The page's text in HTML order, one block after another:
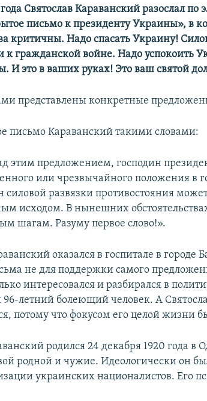
Святослав Караванский разослал по
письмо к президенту Украины», в
критичны. Надо спасать Украину!
к гражданской войне. Надо успокоить
И это в ваших руках! Это ваш святой
представлены конкретные
письмо Караванский такими словами:
этим предложением, господин
или чрезвычайного положения в
силовой развязки противостояния
исходом. В нынешних
шагам. Разуму первое слово!».
оказался в госпитале в городе
не для поддержки самого
интересовался и разбирался в
96-летний болеющий человек. А
потому что фокусом его целой жизни
родился 24 декабря 1920 года в
родной и чужие. Идеологически он
украинских националистов. Его